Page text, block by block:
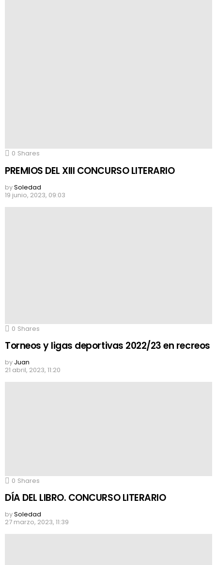
0 Shares
PREMIOS DEL XIII CONCURSO LITERARIO
bySoledad
19 junio, 2023, 09:03
0 Shares
Torneos y ligas deportivas 2022/23 en recreos
by Juan
21 abril, 2023, 11:20
0 Shares
DÍA DEL LIBRO. CONCURSO LITERARIO
bySoledad
27 marzo, 2023, 11:39